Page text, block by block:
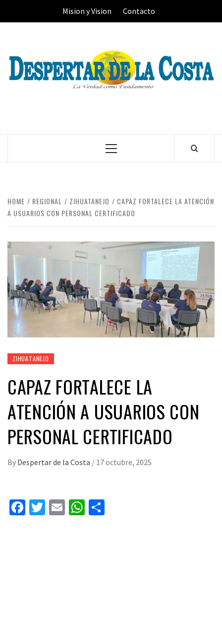
Mision y Vision Contacto
Primary
HOME REGIONAL ZIHUATANEJO
CAPAZ FORTALECE LA ATENCIÓN
A USUARIOS CON PERSONAL CERTIFICADO
ZIHUATANEJO
CAPAZ FORTALECE LA
ATENCIÓN A USUARIOS CON
PERSONAL CERTIFICADO
By Despertar de la Costa / 17 octubre, 2025
Facebook
Twitter
EmailWhatsApp